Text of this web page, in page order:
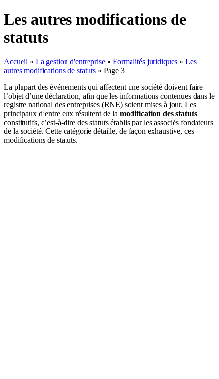
Les autres modifications de
statuts
Accueil » La gestion d'entreprise » Formalités juridiques » Les
autres modifications de statuts » Page 3
La plupart des événements qui affectent une société doivent faire
l’objet d’une déclaration, afin que les informations contenues dans le
registre national des entreprises (RNE) soient mises à jour. Les
principaux d’entre eux résultent de la modification des statuts
constitutifs, c’est-à-dire des statuts établis par les associés fondateurs
de la société. Cette catégorie détaille, de façon exhaustive, ces
modifications de statuts.